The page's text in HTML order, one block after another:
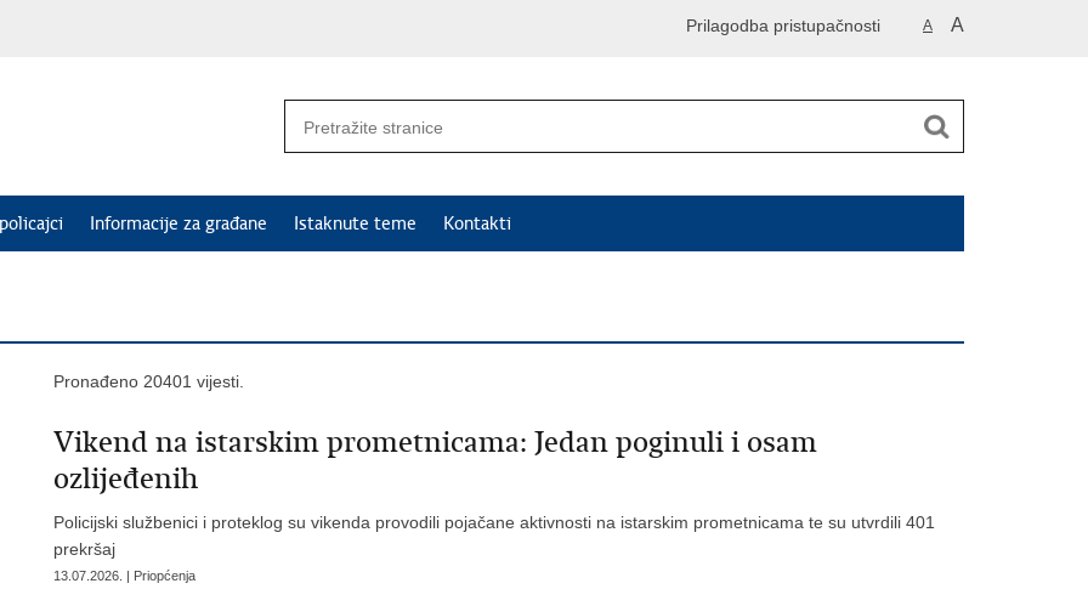
A A
Prilagodba pristupačnosti
Informacije za građane Istaknute teme Kontakti
Pronađeno 20401 vijesti.
Vikend na istarskim prometnicama: Jedan poginuli i osam
ozlijeđenih
Policijski službenici i proteklog su vikenda provodili pojačane aktivnosti na istarskim prometnicama te su utvrdili 401
prekršaj
13.07.2026. | Priopćenja